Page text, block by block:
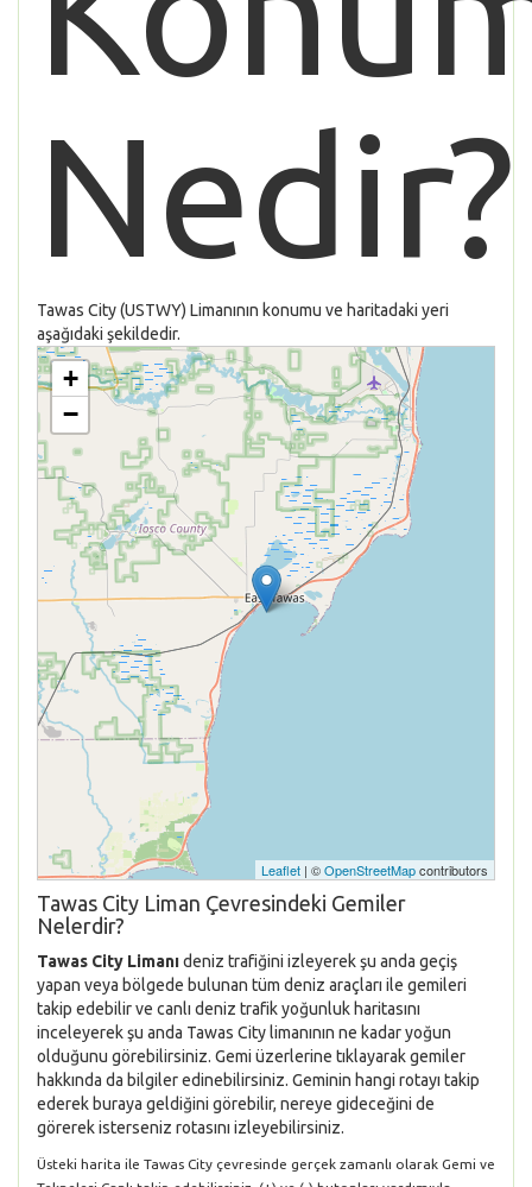
Nedir?
Tawas City (USTWY) Limanının konumu ve haritadaki yeri
aşağıdaki şekildedir.
+
−
Leaflet | ©OpenStreetMapcontributors
Tawas City Liman Çevresindeki Gemiler
Nelerdir?
Tawas City Limanıdeniz trafiğini izleyerek şu anda geçiş
yapan veya bölgede bulunan tüm deniz araçları ile gemileri
takip edebilir ve canlı deniz trafik yoğunluk haritasını
inceleyerek şu anda Tawas City limanının ne kadar yoğun
olduğunu görebilirsiniz. Gemi üzerlerine tıklayarak gemiler
hakkında da bilgiler edinebilirsiniz. Geminin hangi rotayı takip
ederek buraya geldiğini görebilir, nereye gideceğini de
görerek isterseniz rotasını izleyebilirsiniz.
Üsteki harita ile Tawas City çevresinde gerçek zamanlı olarak Gemi ve